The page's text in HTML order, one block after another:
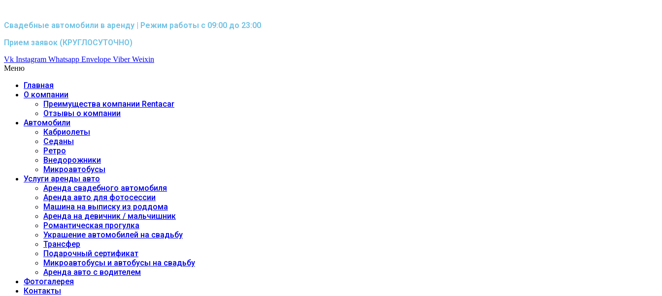
Свадебные автомобили в аренду | Режим работы с 09:00 до 23:00
Прием заявок (КРУГЛОСУТОЧНО)
Vk Instagram Whatsapp Envelope Viber Weixin
Меню
Главная
О компании
Преимущества компании Rentacar
Отзывы о компании
Автомобили
Кабриолеты
Седаны
Ретро
Внедорожники
Микроавтобусы
Услуги аренды авто
Аренда свадебного автомобиля
Аренда авто для фотосессии
Машина на выписку из роддома
Аренда на девичник / мальчишник
Романтическая прогулка
Украшение автомобилей на свадьбу
Трансфер
Подарочный сертификат
Микроавтобусы и автобусы на свадьбу
Аренда авто с водителем
Фотогалерея
Контакты